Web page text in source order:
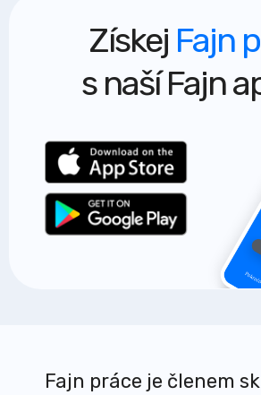
Získej Fajn
s naší Fajn
Fajn práce je členem